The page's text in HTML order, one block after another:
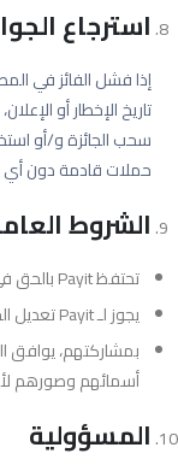
استرجاع
سحب الجائزة و/أو
حملات قادمة دون أي
الشروط
تحتفظ Payit بالحق في التحقق من أهلية المشاركين.
يجوز لـ Payit تعديل الحملة أو تعليقها أو إنهائها مع تقديم إشعار مسبق.
أسمائهم وصورهم
المسؤولية